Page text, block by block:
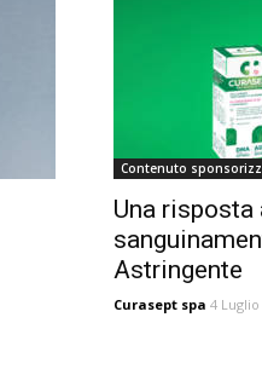
Contenuto
Una
Astringente
Curasept spa 4 Luglio